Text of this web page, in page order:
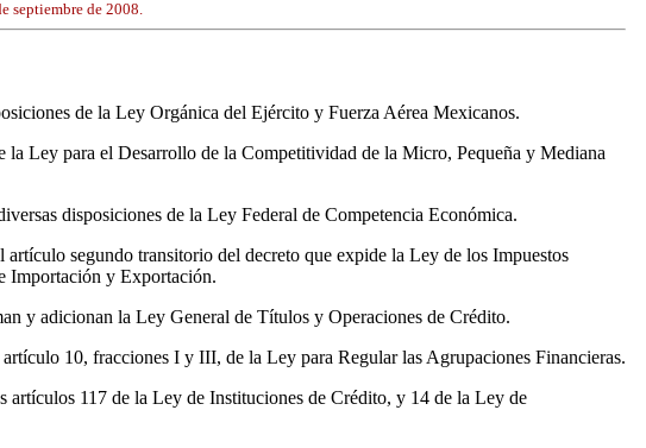
septiembre de 2008.
de la Ley Orgánica del Ejército y Fuerza Aérea Mexicanos.
Ley para el Desarrollo de la Competitividad de la Micro, Pequeña y Mediana
disposiciones de la Ley Federal de Competencia Económica.
segundo transitorio del decreto que expide la Ley de los Impuestos
Importación y Exportación.
y adicionan la Ley General de Títulos y Operaciones de Crédito.
10, fracciones I y III, de la Ley para Regular las Agrupaciones Financieras.
117 de la Ley de Instituciones de Crédito, y 14 de la Ley de